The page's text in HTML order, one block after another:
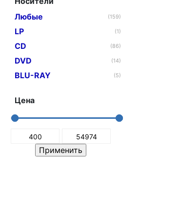
Любые
(159)
LP (1)
CD (86)
DVD (14)
BLU-RAY (5)
Цена